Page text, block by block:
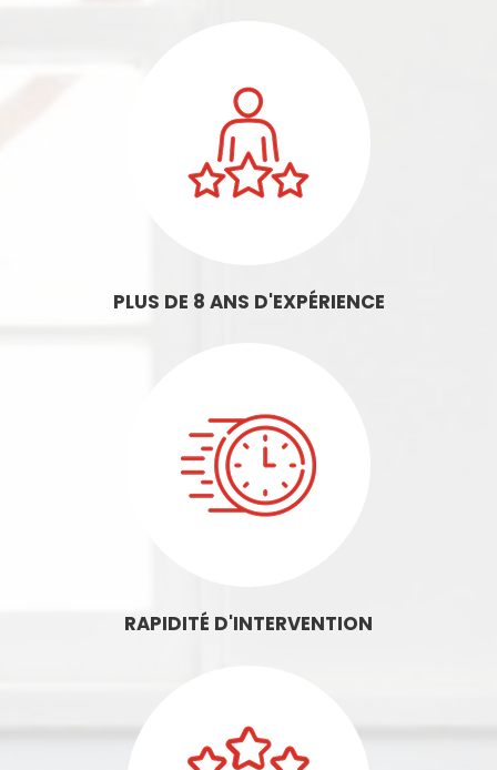
PLUS DE 8 ANS D'EXPÉRIENCE
RAPIDITÉ D'INTERVENTION